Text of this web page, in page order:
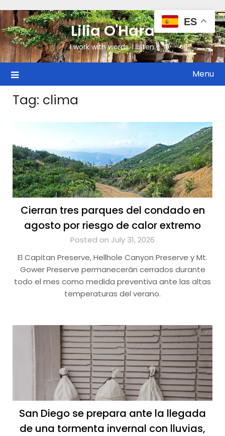
Lilia O'Hara
I work with words, I listen.
Menu
Tag: clima
Cierran tres parques del condado en
agosto por riesgo de calor extremo
Posted on July 31, 2026
El Capitan Preserve, Hellhole Canyon Preserve y Mt.
Gower Preserve permanecerán cerrados durante
todo el mes como medida preventiva ante las altas
temperaturas del verano.
San Diego se prepara ante la llegada
de una tormenta invernal con lluvias,
ES